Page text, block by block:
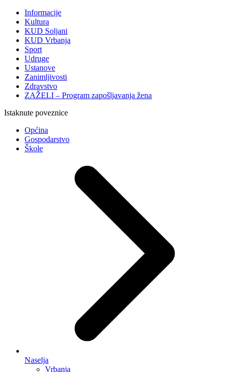
Informacije
Kultura
KUD Soljani
KUD Vrbanja
Sport
Udruge
Ustanove
Zanimljivosti
Zdravstvo
ZAŽELI – Program zapošljavanja žena
Istaknute poveznice
Općina
Gospodarstvo
Škole
Naselja
Vrbanja